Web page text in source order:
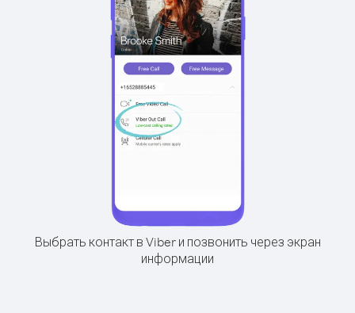
Выбрать контакт в Viber и позвонить через экран
информации